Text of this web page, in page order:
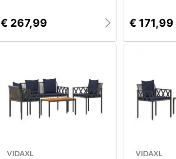
€ 267,99 € 171,99